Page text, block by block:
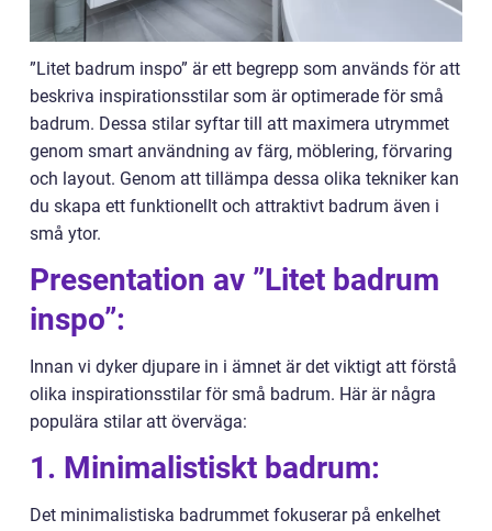
”Litet badrum inspo” är ett begrepp som används för att
beskriva inspirationsstilar som är optimerade för små
badrum. Dessa stilar syftar till att maximera utrymmet
genom smart användning av färg, möblering, förvaring
och layout. Genom att tillämpa dessa olika tekniker kan
du skapa ett funktionellt och attraktivt badrum även i
små ytor.
Presentation av ”Litet badrum
inspo”:
Innan vi dyker djupare in i ämnet är det viktigt att förstå
olika inspirationsstilar för små badrum. Här är några
populära stilar att överväga:
1. Minimalistiskt badrum:
Det minimalistiska badrummet fokuserar på enkelhet